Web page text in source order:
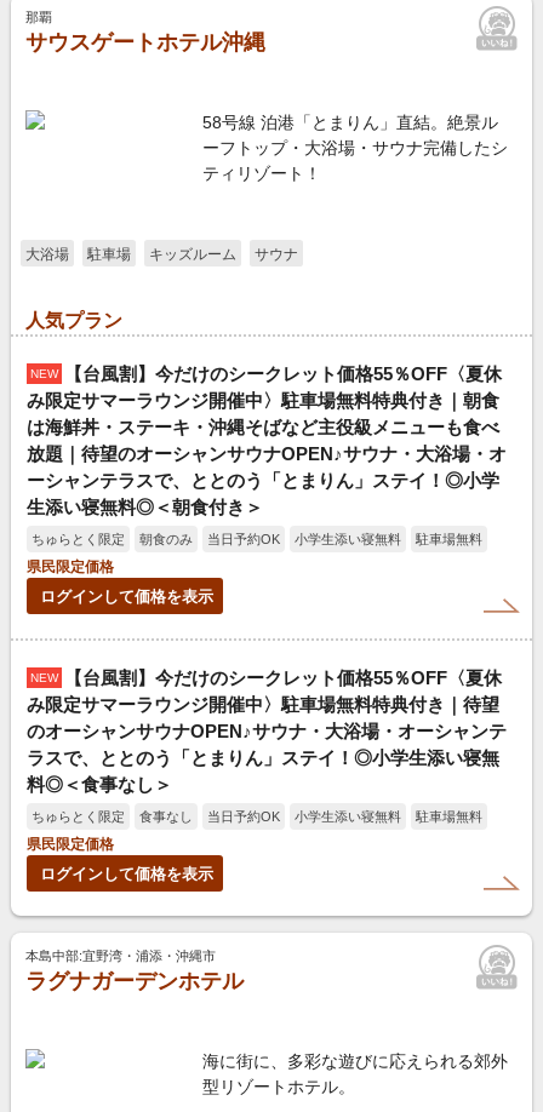
那覇
サウスゲートホテル沖縄
58号線 泊港「とまりん」直結。絶景ル
ーフトップ・大浴場・サウナ完備したシ
ティリゾート！
大浴場 駐車場 キッズルーム サウナ
人気プラン
NEW
【台風割】今だけのシークレット価格55％OFF〈夏休
み限定サマーラウンジ開催中〉駐車場無料特典付き｜朝食
は海鮮丼・ステーキ・沖縄そばなど主役級メニューも食べ
放題｜待望のオーシャンサウナOPEN♪サウナ・大浴場・オ
ーシャンテラスで、ととのう「とまりん」ステイ！◎小学
生添い寝無料◎＜朝食付き＞
ちゅらとく限定 朝食のみ 当日予約OK 小学生添い寝無料
駐車場無料
県民限定価格
ログインして価格を表示
NEW
【台風割】今だけのシークレット価格55％OFF〈夏休
み限定サマーラウンジ開催中〉駐車場無料特典付き｜待望
のオーシャンサウナOPEN♪サウナ・大浴場・オーシャンテ
ラスで、ととのう「とまりん」ステイ！◎小学生添い寝無
料◎＜食事なし＞
ちゅらとく限定 食事なし 当日予約OK 小学生添い寝無料
駐車場無料
県民限定価格
ログインして価格を表示
本島中部:宜野湾・浦添・沖縄市
ラグナガーデンホテル
海に街に、多彩な遊びに応えられる郊外
型リゾートホテル。